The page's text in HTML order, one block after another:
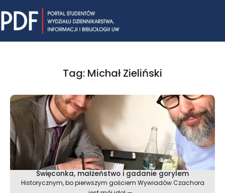
to
content
Tag: Michał Zieliński
Święconka, małżeństwo i gadanie gorylem
Historycznym, bo pierwszym gościem Wywiadów Czachora